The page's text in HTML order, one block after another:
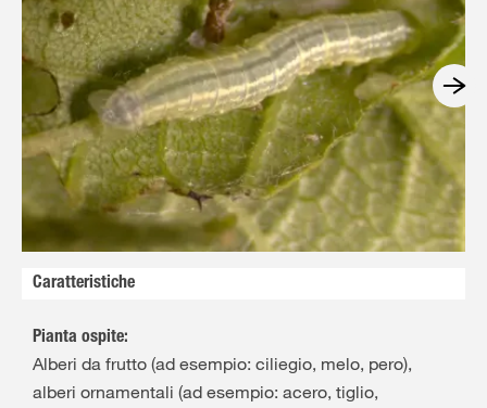
Info
Chi siamo
Solo il meglio!
Caratteristiche
Pianta ospite:
Alberi da frutto (ad esempio: ciliegio, melo, pero),
alberi ornamentali (ad esempio: acero, tiglio,